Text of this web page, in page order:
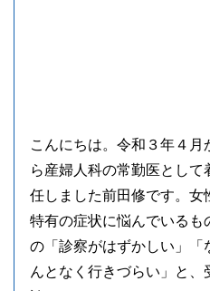
こんにちは。令和３年４月
ら産婦人科の常勤医として
任しました前田修です。女
特有の症状に悩んでいるも
の「診察がはずかしい」「
んとなく行きづらい」と、